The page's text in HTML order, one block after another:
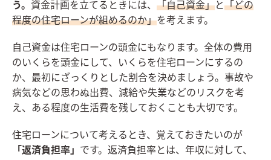
う。 資金計画を立てるときには、 「自己資金」と「どの
程度の住宅ローンが組めるのか」を考えます。
自己資金は住宅ローンの頭金にもなります。全体の費用
のいくらを頭金にして、いくらを住宅ローンにするの
か、最初にざっくりとした割合を決めましょう。事故や
病気などの思わぬ出費、減給や失業などのリスクを考
え、ある程度の生活費を残しておくことも大切です。
住宅ローンについて考えるとき、覚えておきたいのが
「返済負担率」 です。返済負担率とは、年収に対して、